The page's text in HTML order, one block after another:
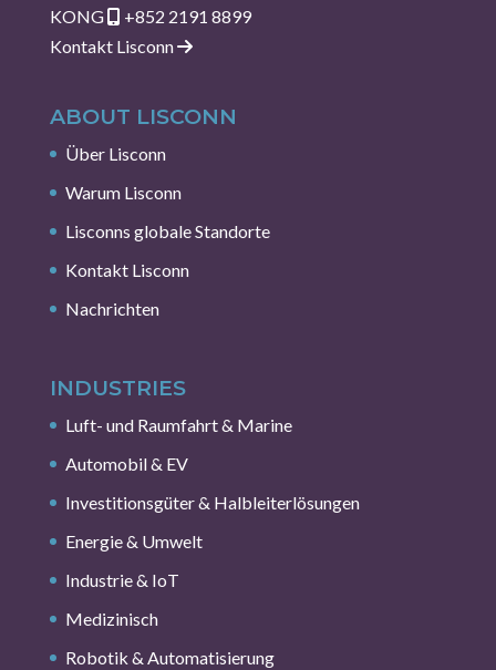
KONG
+852 2191 8899
Kontakt Lisconn
ABOUT LISCONN
Über Lisconn
Warum Lisconn
Lisconns globale Standorte
Kontakt Lisconn
Nachrichten
INDUSTRIES
Luft- und Raumfahrt & Marine
Automobil & EV
Investitionsgüter & Halbleiterlösungen
Energie & Umwelt
Industrie & IoT
Medizinisch
Robotik & Automatisierung